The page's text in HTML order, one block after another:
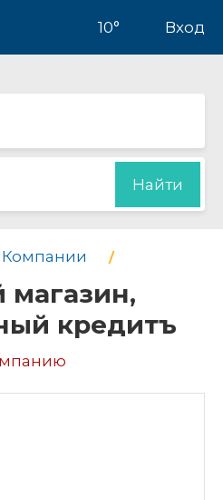
10° Вход
Найти
Компании
кредитъ